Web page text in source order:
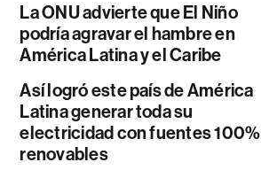
La ONU advierte que El Niño
podría agravar el hambre en
América Latina y el Caribe
Así logró este país de América
Latina generar toda su
electricidad con fuentes 100%
renovables